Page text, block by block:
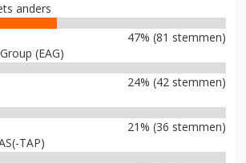
anders
47% (81 stemmen)
(EAG)
24% (42 stemmen)
21% (36 stemmen)
TAP)